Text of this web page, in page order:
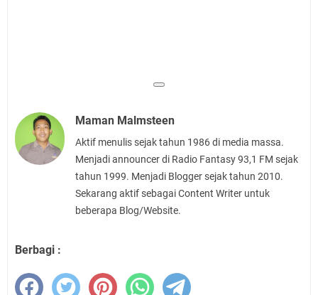
Maman Malmsteen
Aktif menulis sejak tahun 1986 di media massa.
Menjadi announcer di Radio Fantasy 93,1 FM sejak
tahun 1999. Menjadi Blogger sejak tahun 2010.
Sekarang aktif sebagai Content Writer untuk
beberapa Blog/Website.
Berbagi :